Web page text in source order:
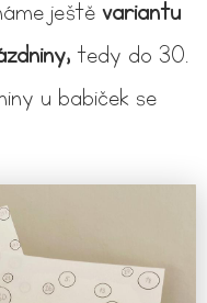
ještě variantu
tedy do 30.
u babiček se